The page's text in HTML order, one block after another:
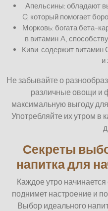
Апельсины: обладают
C, который помогает
Морковь: богата бета-
в витамин A,
Киви: содержит
и
Не забывайте о
различные овощи и
максимальную выгоду
Употребляйте их утром в
Секреты
напитка для
Каждое утро
поднимет настроение и
Выбор идеального